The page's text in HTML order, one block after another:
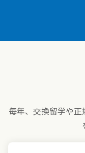
毎年、交換留学や